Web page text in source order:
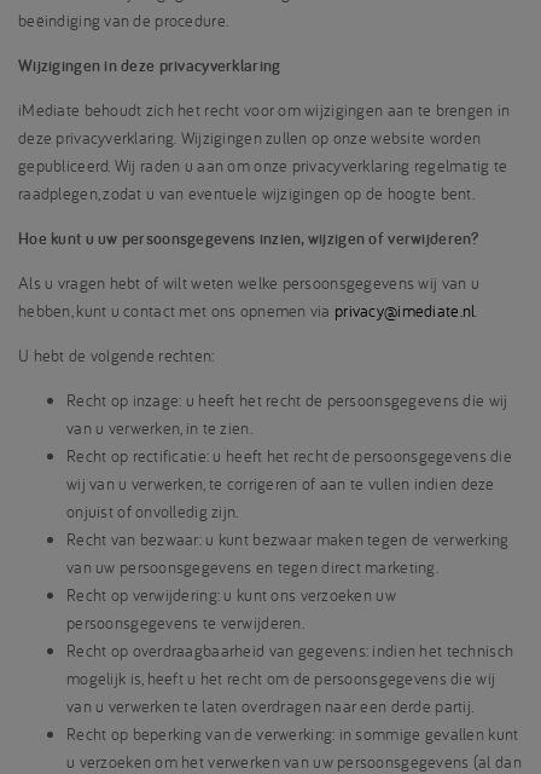
beëindiging van de procedure.
Wijzigingen in deze privacyverklaring
iMediate behoudt zich het recht voor om wijzigingen aan te brengen in
deze privacyverklaring. Wijzigingen zullen op onze website worden
gepubliceerd. Wij raden u aan om onze privacyverklaring regelmatig te
raadplegen, zodat u van eventuele wijzigingen op de hoogte bent.
Hoe kunt u uw persoonsgegevens inzien, wijzigen of verwijderen?
Als u vragen hebt of wilt weten welke persoonsgegevens wij van u
hebben, kunt u contact met ons opnemen via privacy@imediate.nl.
U hebt de volgende rechten:
Recht op inzage: u heeft het recht de persoonsgegevens die wij
van u verwerken, in te zien.
Recht op rectificatie: u heeft het recht de persoonsgegevens die
wij van u verwerken, te corrigeren of aan te vullen indien deze
onjuist of onvolledig zijn.
Recht van bezwaar: u kunt bezwaar maken tegen de verwerking
van uw persoonsgegevens en tegen direct marketing.
Recht op verwijdering: u kunt ons verzoeken uw
persoonsgegevens te verwijderen.
Recht op overdraagbaarheid van gegevens: indien het technisch
mogelijk is, heeft u het recht om de persoonsgegevens die wij
van u verwerken te laten overdragen naar een derde partij.
Recht op beperking van de verwerking: in sommige gevallen kunt
u verzoeken om het verwerken van uw persoonsgegevens (al dan